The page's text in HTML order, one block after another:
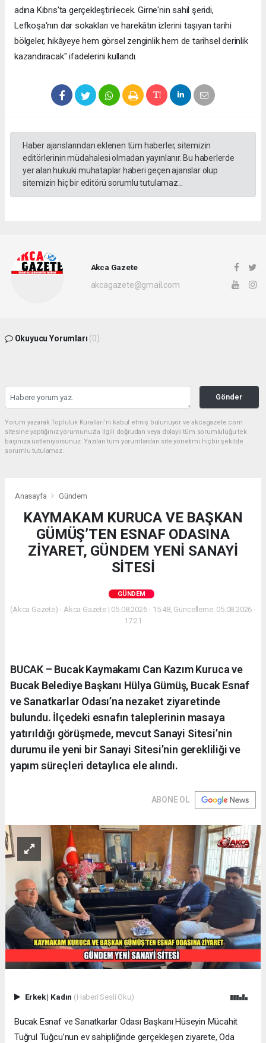
adına Kıbrıs'ta gerçekleştirilecek. Girne'nin sahil şeridi,
Lefkoşa'nın dar sokakları ve harekâtın izlerini taşıyan tarihi
bölgeler, hikâyeye hem görsel zenginlik hem de tarihsel derinlik
kazandıracak" ifadelerini kullandı.
Haber ajanslarından eklenen tüm haberler, sitemizin
editörlerinin müdahalesi olmadan yayınlanır. Bu haberlerde
yer alan hukuki muhataplar haberi geçen ajanslar olup
sitemizin hiç bir editörü sorumlu tutulamaz...
Akca Gazete
akcagazete@gmail.com
Okuyucu Yorumları (0)
Gönder
Yorum yazarak Topluluk Kuralları’nı kabul etmiş bulunuyor ve akcagazete.com
sitesine yaptığınız yorumunuzla ilgili doğrudan veya dolaylı tüm sorumluluğu tek
başınıza üstleniyorsunuz. Yazılan tüm yorumlardan site yönetimi hiçbir şekilde
sorumlu tutulamaz.
Anasayfa Gündem
KAYMAKAM KURUCA VE BAŞKAN
GÜMÜŞ’TEN ESNAF ODASINA
ZİYARET, GÜNDEM YENİ SANAYİ
SİTESİ
GÜNDEM
(Akca Gazete) - Akca Gazete | 05.08.2026 - 15:48, Güncelleme: 05.08.2026 -
17:21
BUCAK – Bucak Kaymakamı Can Kazım Kuruca ve
Bucak Belediye Başkanı Hülya Gümüş, Bucak Esnaf
ve Sanatkarlar Odası’na nezaket ziyaretinde
bulundu. İlçedeki esnafın taleplerinin masaya
yatırıldığı görüşmede, mevcut Sanayi Sitesi’nin
durumu ile yeni bir Sanayi Sitesi’nin gerekliliği ve
yapım süreçleri detaylıca ele alındı.
ABONE OL
Erkek| Kadın (Haberi Sesli Oku)
Bucak Esnaf ve Sanatkarlar Odası Başkanı Hüseyin Mücahit
Tuğrul Tuğcu’nun ev sahipliğinde gerçekleşen ziyarete, Oda